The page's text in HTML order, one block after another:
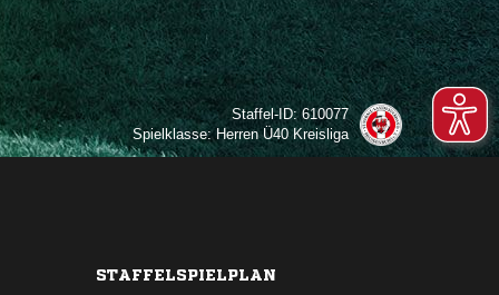
Staffel-ID: 610077
Spielklasse: Herren Ü40 Kreisliga
STAFFELSPIELPLAN